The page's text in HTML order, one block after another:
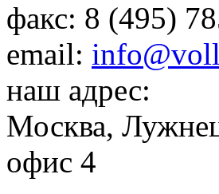
факс: 8 (495)
email:
наш адрес:
Москва,
офис 4